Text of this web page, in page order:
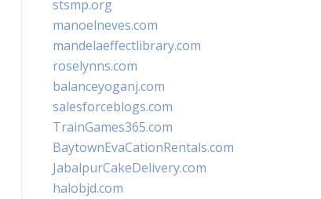
stsmp.org
manoelneves.com
mandelaeffectlibrary.com
roselynns.com
balanceyoganj.com
salesforceblogs.com
TrainGames365.com
BaytownEvaCationRentals.com
JabalpurCakeDelivery.com
halobjd.com